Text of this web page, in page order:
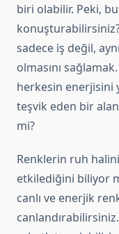
biri olabilir. Peki, bu
konuşturabilirsiniz?
sadece iş değil,
olmasını
herkesin enerjisini
teşvik eden bir
mi?
Renklerin ruh
etkilediğini biliyor
canlı ve enerjik